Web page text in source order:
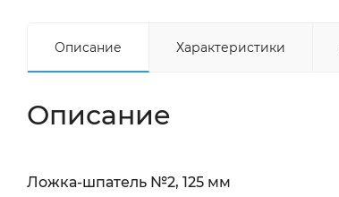
Описание Характеристики
Описание
Ложка-шпатель №2, 125 мм